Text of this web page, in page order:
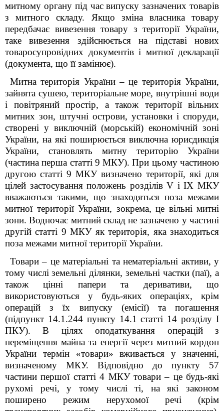
митному органу під час випуску зазначених товарів
з митного складу. Якщо зміна власника товару
передбачає вивезення товару з території України,
таке вивезення здійснюється на підставі нових
товаросупровідних документів і митної декларації
(документа, що її замінює).
Митна територія України – це територія України,
зайнята сушею, територіальне море, внутрішні води
і повітряний простір, а також території вільних
митних зон, штучні острови, установки і споруди,
створені у виключній (морській) економічній зоні
України, на які поширюється виключна юрисдикція
України, становлять митну територію України
(частина перша статті 9 МКУ).При цьому частиною
другою статті 9 МКУ визначено території, які для
цілей застосування положень розділів V і IX МКУ
вважаються такими, що знаходяться поза межами
митної території України, зокрема, це вільні митні
зони. Водночас митний склад не зазначено у частині
другій статті 9 МКУ як територія, яка знаходиться
поза межами митної території України.
Товари – це матеріальні та нематеріальні активи, у
тому числі земельні ділянки, земельні частки (паї), а
також цінні папери та деривативи, що
використовуються у будь-яких операціях, крім
операцій з їх випуску (емісії) та погашення
(підпункт 14.1.244 пункту 14.1 статті 14 розділу І
ПКУ). В цілях оподаткування операцій з
переміщення майна та енергії через митний кордон
України термін «товари» вживається у значенні,
визначеному МКУ. Відповідно до пункту 57
частини першої статті 4 МКУ товари – це будь-які
рухомі речі, у тому числі ті, на які законом
поширено режим нерухомої речі (крім